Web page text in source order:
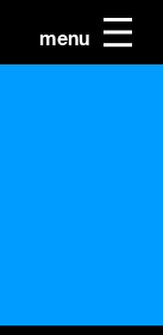
menu